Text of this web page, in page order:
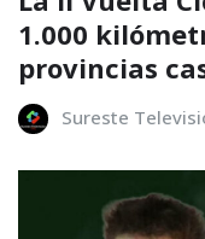
1.000
provincias
Sureste